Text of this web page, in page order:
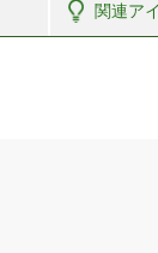
関連ア